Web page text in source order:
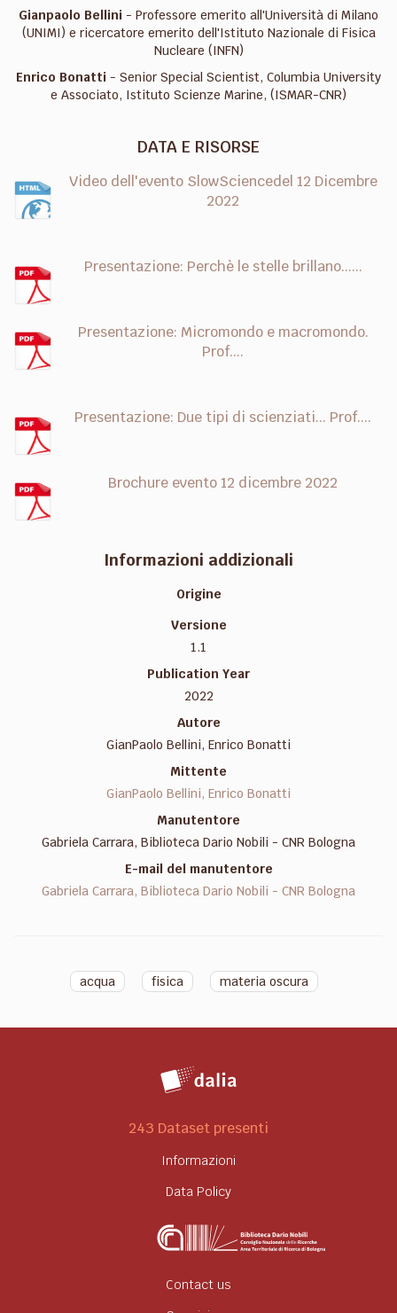
Gianpaolo Bellini - Professore emerito all'Università di Milano
(UNIMI) e ricercatore emerito dell'Istituto Nazionale di Fisica
Nucleare (INFN)
Enrico Bonatti - Senior Special Scientist, Columbia University
e Associato, Istituto Scienze Marine, (ISMAR-CNR)
DATA E RISORSE
Video dell'evento SlowSciencedel 12 Dicembre
2022
Presentazione: Perchè le stelle brillano......
Presentazione: Micromondo e macromondo.
Prof....
Presentazione: Due tipi di scienziati... Prof....
Brochure evento 12 dicembre 2022
Informazioni addizionali
Origine
Versione
1.1
Publication Year
2022
Autore
GianPaolo Bellini, Enrico Bonatti
Mittente
GianPaolo Bellini, Enrico Bonatti
Manutentore
Gabriela Carrara, Biblioteca Dario Nobili - CNR Bologna
E-mail del manutentore
Gabriela Carrara, Biblioteca Dario Nobili - CNR Bologna
acqua fisica materia oscura
243 Dataset presenti
Informazioni
Data Policy
Contact us